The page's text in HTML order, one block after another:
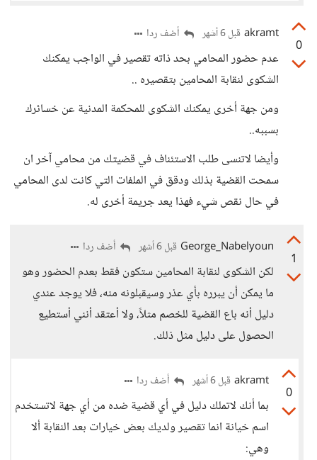
0
akramt قبل 6 أشهر أضف ردا
عدم حضور المحامي بحد ذاته تقصير في الواجب يمكنك
الشكوى لنقابة المحامين بتقصيره ..
ومن جهة أخرى يمكنك الشكوى للمحكمة المدنية عن خسائرك
بسببه..
وأيضا لاتنسى طلب الاستئناف في قضيتك من محامي آخر ان
سمحت القضية بذلك ودقق في الملفات التي كانت لدى المحامي
في حال نقص شيء فهذا يعد جريمة أخرى له.
1
George_Nabelyoun قبل 6 أشهر أضف ردا
لكن الشكوى لنقابة المحامين ستكون فقط بعدم الحضور وهو
ما يمكن أن يبرره بأي عذر وسيقبلونه منه، فلا يوجد عندي
دليل أنه باع القضية للخصم مثلاً، ولا أعتقد أنني أستطيع
الحصول على دليل مثل ذلك.
0
akramt قبل 6 أشهر أضف ردا
بما أنك لاتملك دليل في أي قضية ضده من أي جهة لاتستخدم
اسم خيانة انما تقصير ولديك بعض خيارات بعد النقابة ألا
وهي: